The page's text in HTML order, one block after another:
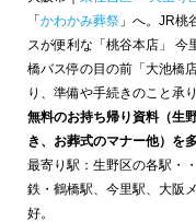
「かわかみ葬祭 」へ。JR桃
スが便利な「桃谷本店」 今
橋バス停の目の前「大池橋
り、準備や手続きのこと承り
無料のお持ち帰り資料（生
き、お葬式のマナー他）を
最寄り駅：生野区の各駅・
鉄・鶴橋駅、今里駅、大阪
好。